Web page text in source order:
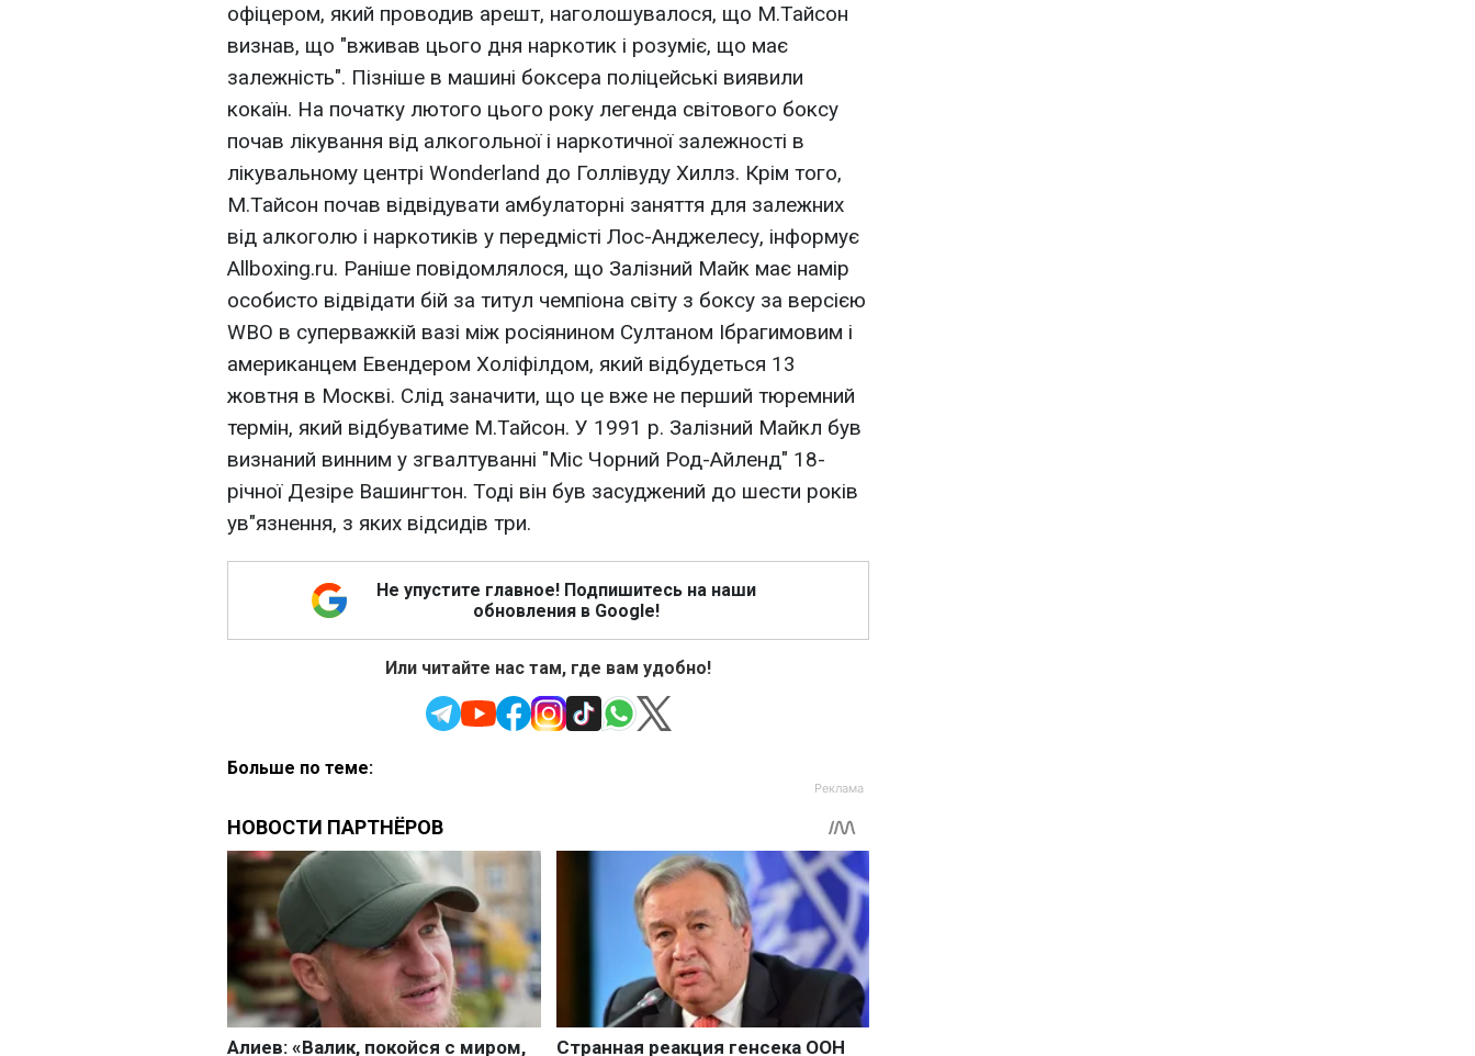
офіцером, який проводив арешт, наголошувалося, що М.Тайсон
визнав, що "вживав цього дня наркотик і розуміє, що має
залежність". Пізніше в машині боксера поліцейські виявили
кокаїн. На початку лютого цього року легенда світового боксу
почав лікування від алкогольної і наркотичної залежності в
лікувальному центрі Wonderland до Голлівуду Хиллз. Крім того,
М.Тайсон почав відвідувати амбулаторні заняття для залежних
від алкоголю і наркотиків у передмісті Лос-Анджелесу, інформує
Allboxing.ru. Раніше повідомлялося, що Залізний Майк має намір
особисто відвідати бій за титул чемпіона світу з боксу за версією
WBO в суперважкій вазі між росіянином Султаном Ібрагимовим і
американцем Евендером Холіфілдом, який відбудеться 13
жовтня в Москві. Слід заначити, що це вже не перший тюремний
термін, який відбуватиме М.Тайсон. У 1991 р. Залізний Майкл був
визнаний винним у згвалтуванні "Міс Чорний Род-Айленд" 18-
річної Дезіре Вашингтон. Тоді він був засуджений до шести років
ув"язнення, з яких відсидів три.
Не упустите главное! Подпишитесь на наши
обновления в Google!
Или читайте нас там, где вам удобно!
Больше по теме: